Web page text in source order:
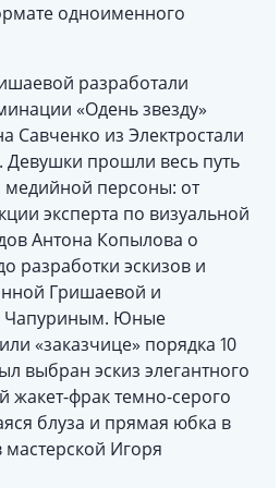
одноименного
разработали
«Одень звезду»
Савченко из Электростали
Девушки прошли весь путь
медийной персоны: от
эксперта по визуальной
Антона Копылова о
разработки эскизов и
Гришаевой и
Чапуриным. Юные
«заказчице» порядка 10
выбран эскиз элегантного
жакет-фрак темно-серого
блуза и прямая юбка в
Игоря